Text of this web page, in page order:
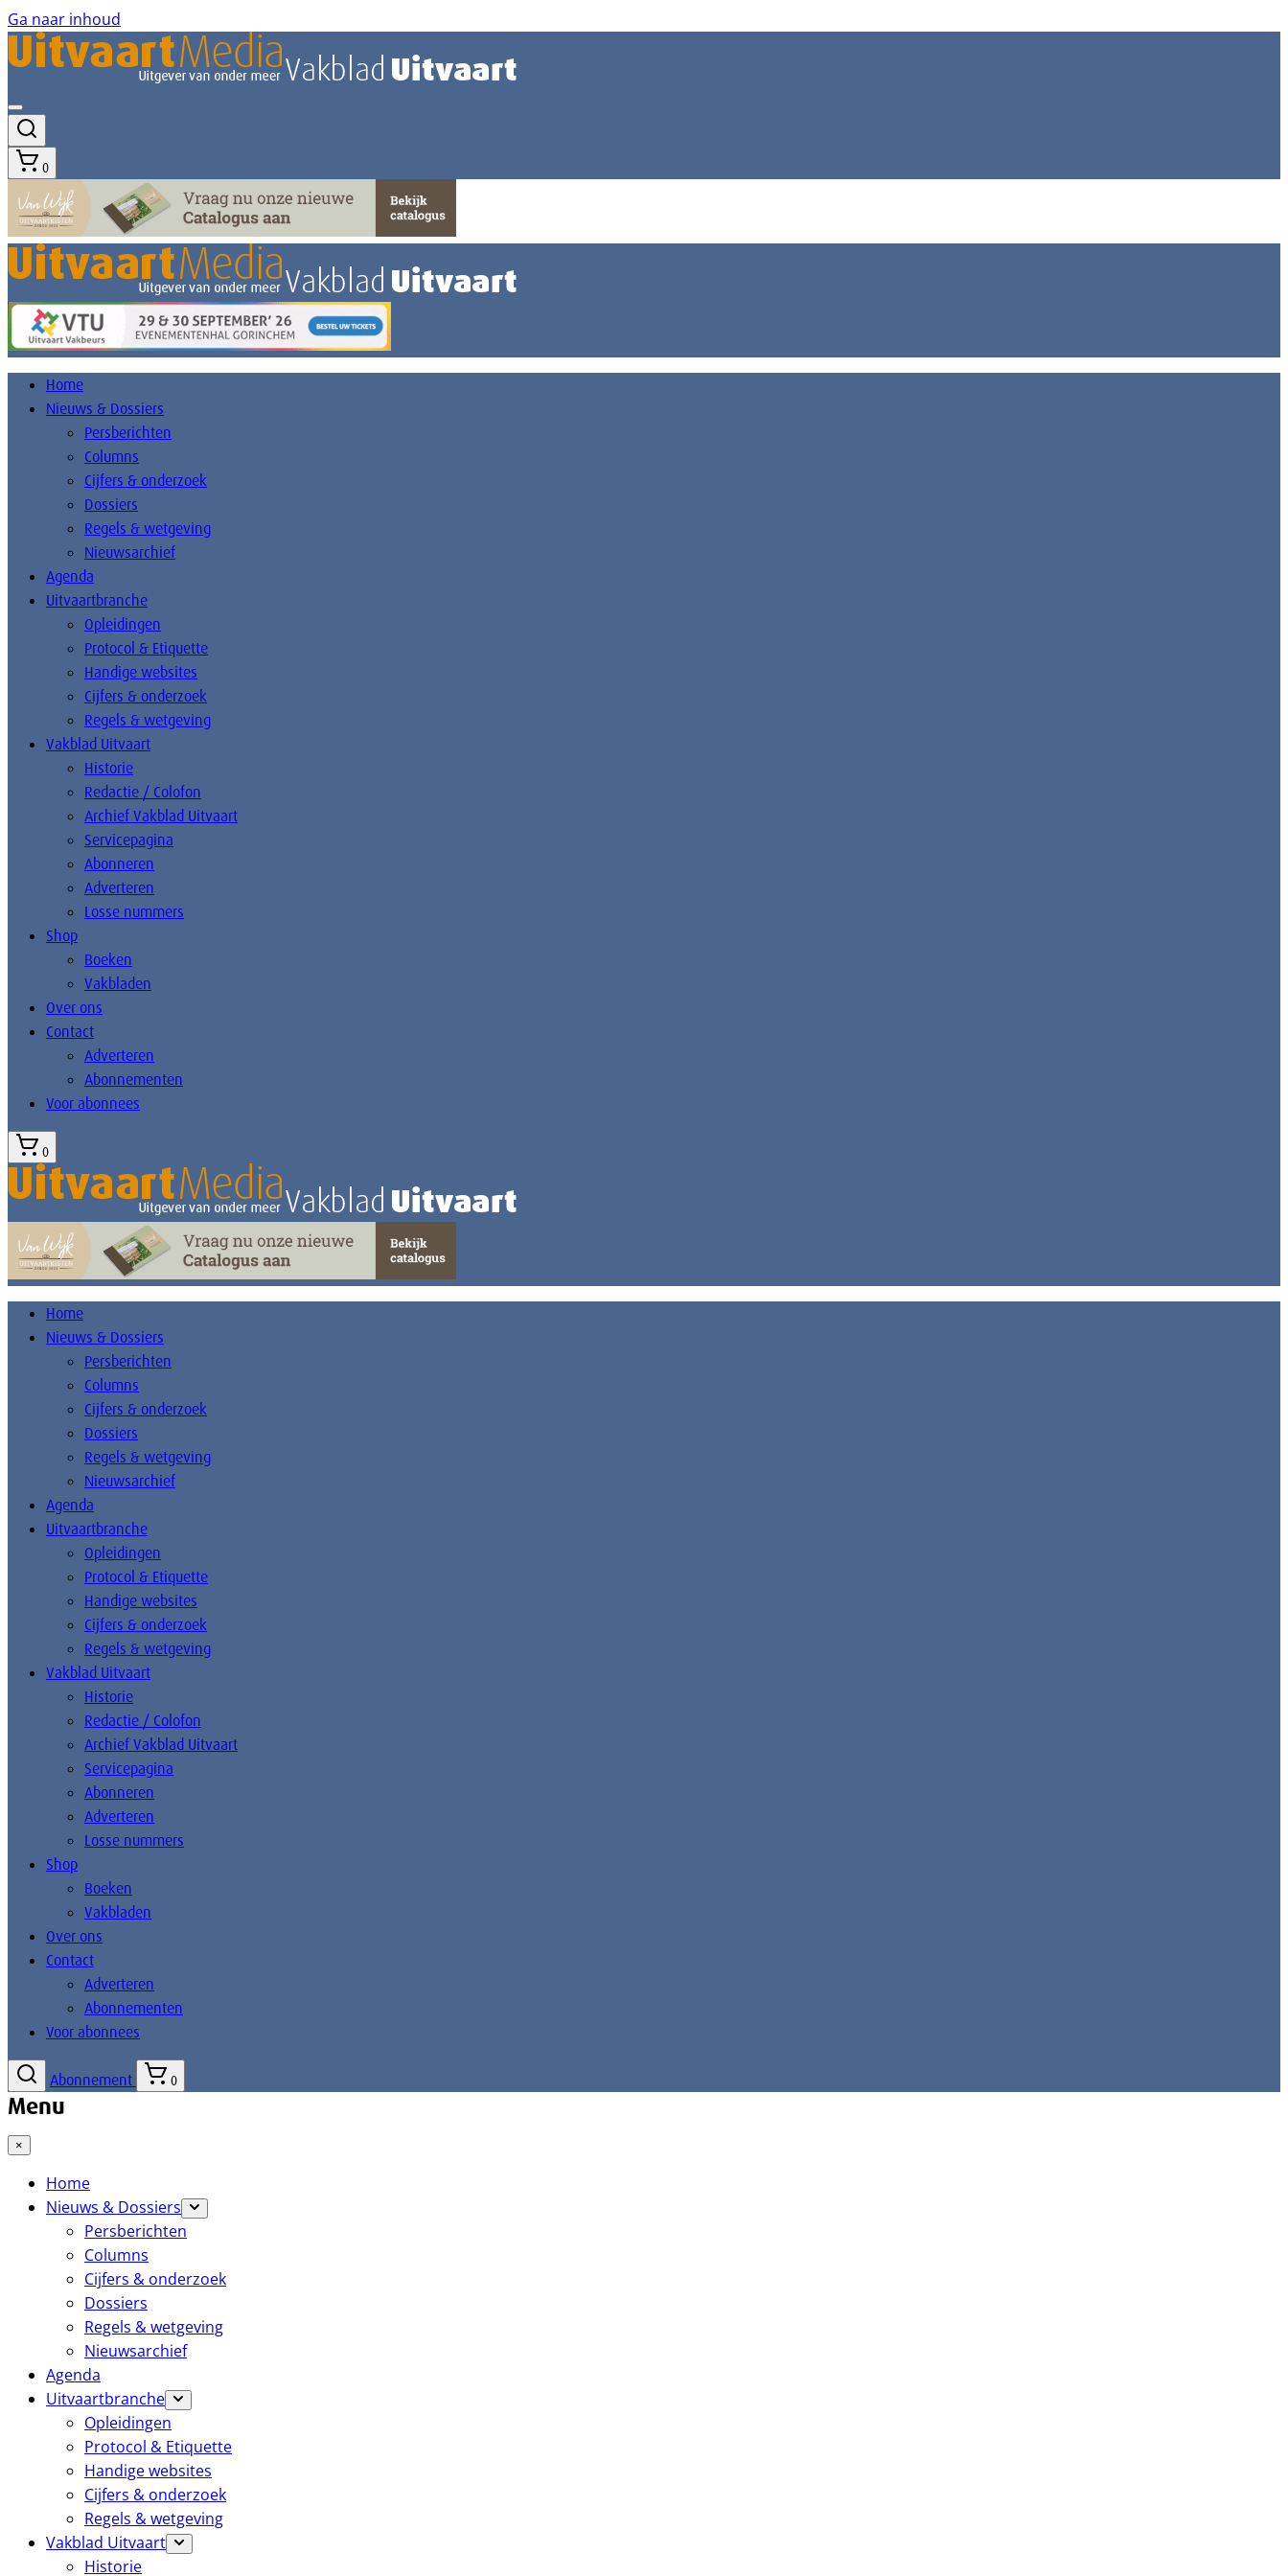
Ga naar inhoud
0
Home
Nieuws & Dossiers
Persberichten
Columns
Cijfers & onderzoek
Dossiers
Regels & wetgeving
Nieuwsarchief
Agenda
Uitvaartbranche
Opleidingen
Protocol & Etiquette
Handige websites
Cijfers & onderzoek
Regels & wetgeving
Vakblad Uitvaart
Historie
Redactie / Colofon
Archief Vakblad Uitvaart
Servicepagina
Abonneren
Adverteren
Losse nummers
Shop
Boeken
Vakbladen
Over ons
Contact
Adverteren
Abonnementen
Voor abonnees
0
Home
Nieuws & Dossiers
Persberichten
Columns
Cijfers & onderzoek
Dossiers
Regels & wetgeving
Nieuwsarchief
Agenda
Uitvaartbranche
Opleidingen
Protocol & Etiquette
Handige websites
Cijfers & onderzoek
Regels & wetgeving
Vakblad Uitvaart
Historie
Redactie / Colofon
Archief Vakblad Uitvaart
Servicepagina
Abonneren
Adverteren
Losse nummers
Shop
Boeken
Vakbladen
Over ons
Contact
Adverteren
Abonnementen
Voor abonnees
Abonnement 0
Menu
×
Home
Nieuws & Dossiers
Persberichten
Columns
Cijfers & onderzoek
Dossiers
Regels & wetgeving
Nieuwsarchief
Agenda
Uitvaartbranche
Opleidingen
Protocol & Etiquette
Handige websites
Cijfers & onderzoek
Regels & wetgeving
Vakblad Uitvaart
Historie